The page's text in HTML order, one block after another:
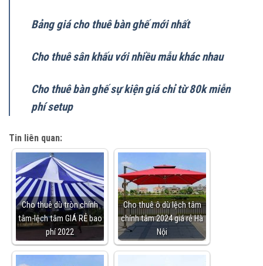
Bảng giá cho thuê bàn ghế mới nhất
Cho thuê sân khấu với nhiều mẫu khác nhau
Cho thuê bàn ghế sự kiện giá chỉ từ 80k miễn
phí setup
Tin liên quan:
Cho thuê dù tròn chính
tâm-lệch tâm GIÁ RẺ bao
phí 2022
Cho thuê ô dù lệch tâm
chính tâm 2024 giá rẻ Hà
Nội